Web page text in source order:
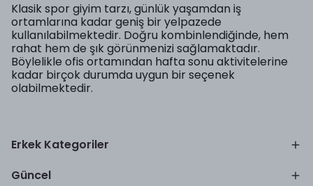
Klasik spor giyim tarzı, günlük yaşamdan iş
ortamlarına kadar geniş bir yelpazede
kullanılabilmektedir. Doğru kombinlendiğinde, hem
rahat hem de şık görünmenizi sağlamaktadır.
Böylelikle ofis ortamından hafta sonu aktivitelerine
kadar birçok durumda uygun bir seçenek
olabilmektedir.
Erkek Kategoriler
Güncel